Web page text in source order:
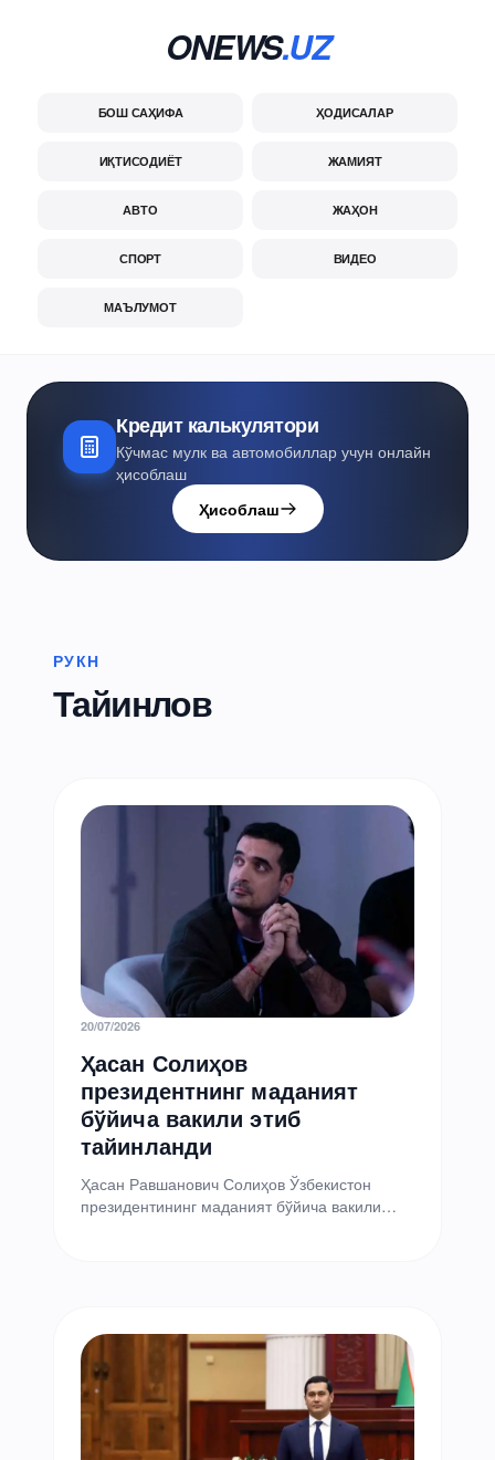
ONEWS.UZ
БОШ САҲИФА ҲОДИСАЛАР
ИҚТИСОДИЁТ ЖАМИЯТ
АВТО ЖАҲОН
СПОРТ ВИДЕО
МАЪЛУМОТ
Кредит калькулятори
Кўчмас мулк ва автомобиллар учун онлайн
ҳисоблаш
Ҳисоблаш
РУКН
Тайинлов
20/07/2026
Ҳасан Солиҳов
президентнинг маданият
бўйича вакили этиб
тайинланди
Ҳасан Равшанович Солиҳов Ўзбекистон
президентининг маданият бўйича вакили